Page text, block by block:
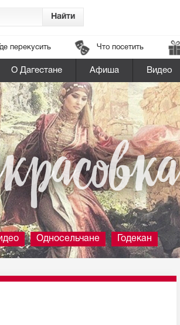
Где перекусить Что посетить
О Дагестане Афиша Видео
Односельчане Годекан